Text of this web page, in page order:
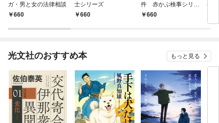
ガ・男と女の法律相談
660
士シリーズ
660
件 赤かぶ検事シリー
ズ660
発
光文社のおすすめ本 もっと見る